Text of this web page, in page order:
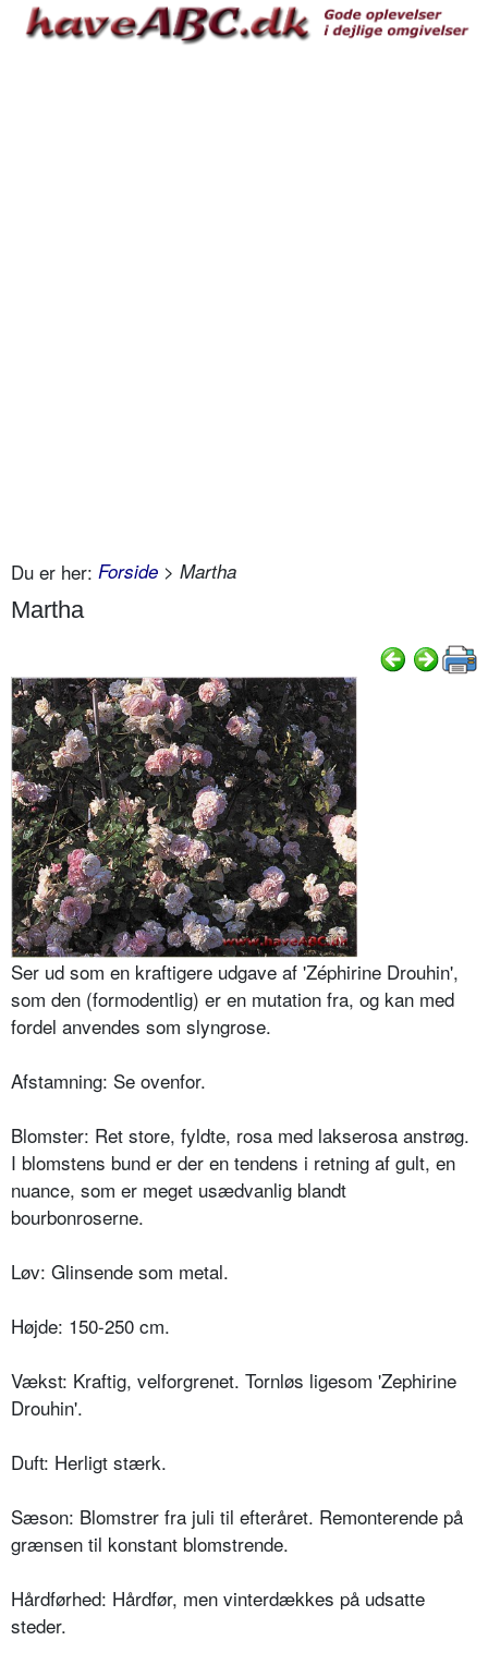
Du er her: Forside > Martha
Martha
Ser ud som en kraftigere udgave af 'Zéphirine Drouhin',
som den (formo­dentlig) er en mutation fra, og kan med
fordel anvendes som slyngrose.
Afstamning: Se ovenfor.
Blomster: Ret store, fyldte, rosa med lakserosa anstrøg.
I blomstens bund er der en tendens i retning af gult, en
nuance, som er meget usædvanlig blandt
bourbonroserne.
Løv: Glinsende som metal.
Højde: 150-250 cm.
Vækst: Kraftig, velforgrenet. Tornløs ligesom 'Zephirine
Drouhin'.
Duft: Herligt stærk.
Sæson: Blomstrer fra juli til efteråret. Remonterende på
grænsen til kon­stant blomstrende.
Hårdførhed: Hårdfør, men vinterdæk­kes på udsatte
steder.